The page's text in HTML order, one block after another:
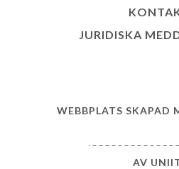
JURIDISKA
WEBBPLATS SKAPAD
AV